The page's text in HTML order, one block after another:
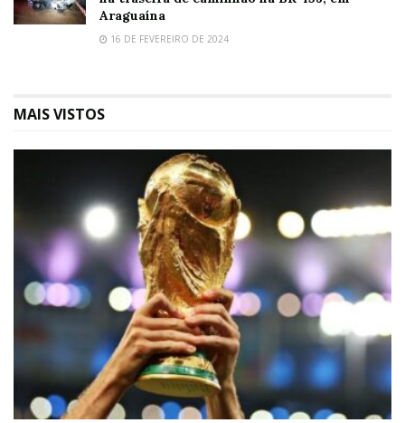
Araguaína
16 DE FEVEREIRO DE 2024
MAIS VISTOS